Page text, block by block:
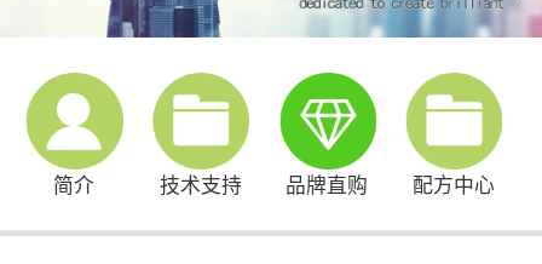
简介 技术支持 品牌直购 配方中心